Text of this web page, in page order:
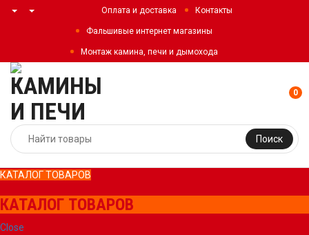
Оплата и доставка Контакты
Фальшивые интернет магазины
Монтаж камина, печи и дымохода
Поиск
0
КАТАЛОГ ТОВАРОВ
КАТАЛОГ ТОВАРОВ
Close